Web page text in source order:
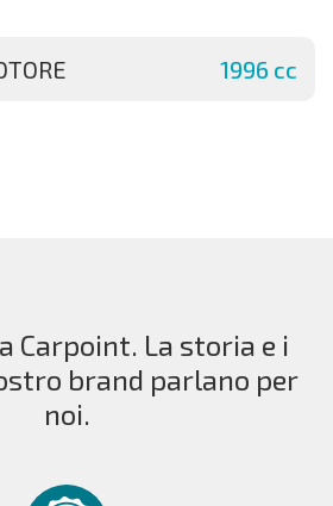
1996 cc
Carpoint. La storia e i
brand parlano per
noi.